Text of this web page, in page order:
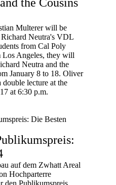
Multerer will be
Richard Neutra's VDL
from Cal Poly
Los Angeles, they will
Neutra and the
January 8 to 18. Oliver
lecture at the
at 6:30 p.m.
auf dem Zwhatt Areal
Hochparterre
den Publikumspreis